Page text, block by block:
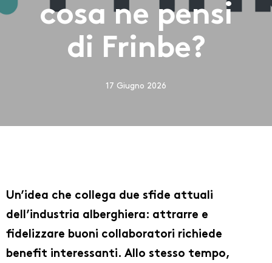
cosa ne pensi
di Frinbe?
17 Giugno 2026
Un’idea che collega due sfide attuali
dell’industria alberghiera: attrarre e
fidelizzare buoni collaboratori richiede
benefit interessanti. Allo stesso tempo,